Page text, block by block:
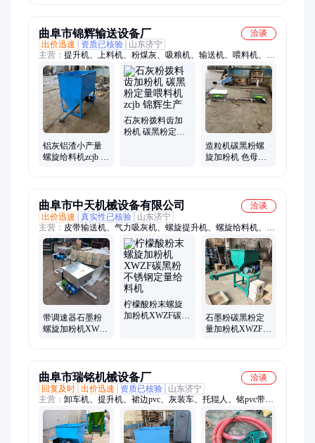
曲阜市锦辉输送设备厂
洽谈
出价迅速
资质已核验
山东济宁
主营： 提升机、上料机、粉煤灰、吸粮机、输送机、喂料机、垂
直上、软管干沙、罐底清灰、水泥干粉、脉冲除尘、铣胺螺旋、
散粮软管、负压气力、塑料盖皮带、食品添加剂、气力吸灰机、
驱饲料颗粒、剂粉料颗粒、螺旋加料机、进罐车气力、大倾角皮
带、调速石墨粉、螺旋送料机、粮装车软管
铝灰铝渣小产量
螺旋给料机zcjb 色
石灰粉拨料齿加
粉机 碳黑粉定量
造粒机碳黑粉螺
旋加粉机 色母粒
曲阜市中天机械设备有限公司
洽谈
出价迅速
真实性已核验
山东济宁
主营： 皮带输送机、气力吸灰机、螺旋提升机、螺旋给料机、软
管吸粮机、淀粉脱水机、粉条机
带调速器石墨粉
螺旋加粉机XWZF
柠檬酸粉末螺旋
加粉机XWZF碳黑
石墨粉碳黑粉定
量加粉机XWZF
曲阜市瑞铭机械设备厂
洽谈
回复及时 出价迅速 资质已核验
山东济宁
主营： 卸车机、提升机、裙边pvc、灰装车、托辊人、铭pvc带、
铭网带、皮带机、pvc糙面、瑞铭带、传送机、集装箱、粪装
车、散灰粉、输送机、长12皮带、石料装车、刮板挡板、电动升
降、化肥装车、粮食装车、裙边挡板、自动装车、升降装车、仓